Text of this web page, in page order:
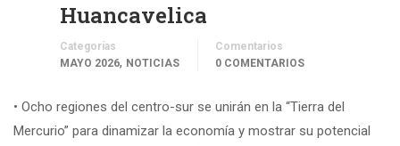
Huancavelica
Categorías
MAYO 2026, NOTICIAS
Comentarios
0 COMENTARIOS
• Ocho regiones del centro-sur se unirán en la “Tierra del
Mercurio” para dinamizar la economía y mostrar su potencial